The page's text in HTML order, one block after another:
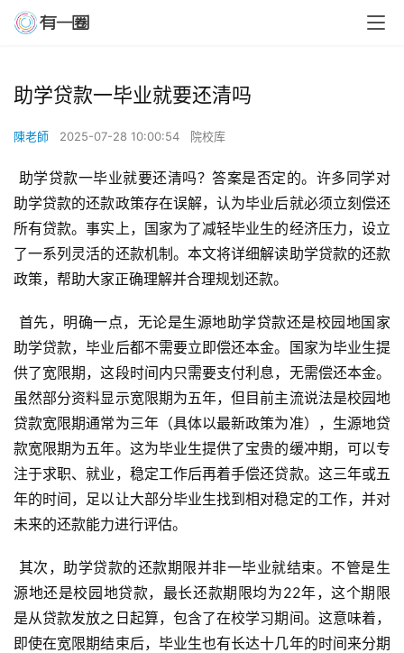
助学贷款一毕业就要还清吗
陳老師 2025-07-28 10:00:54 院校库
助学贷款的还款政策存在误解，认为毕业后就必须立刻偿还
所有贷款。事实上，国家为了减轻毕业生的经济压力，设立
了一系列灵活的还款机制。本文将详细解读助学贷款的还款
政策，帮助大家正确理解并合理规划还款。
助学贷款，毕业后都不需要立即偿还本金。国家为毕业生提
供了宽限期，这段时间内只需要支付利息，无需偿还本金。
虽然部分资料显示宽限期为五年，但目前主流说法是校园地
贷款宽限期通常为三年（具体以最新政策为准），生源地贷
款宽限期为五年。这为毕业生提供了宝贵的缓冲期，可以专
注于求职、就业，稳定工作后再着手偿还贷款。这三年或五
年的时间，足以让大部分毕业生找到相对稳定的工作，并对
未来的还款能力进行评估。
源地还是校园地贷款，最长还款期限均为22年，这个期限
是从贷款发放之日起算，包含了在校学习期间。这意味着，
即使在宽限期结束后，毕业生也有长达十几年的时间来分期